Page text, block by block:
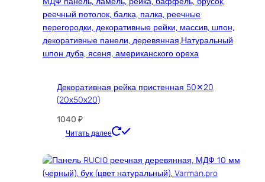
Декоративная рейка пристенная 50✕20
(20х50х20)
1040 ₽
Читать далее
имеет
несколько